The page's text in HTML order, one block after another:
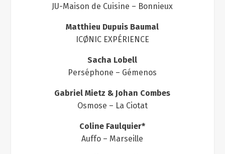
JU-Maison de Cuisine – Bonnieux
Matthieu Dupuis Baumal
ICØNIC EXPÉRIENCE
Sacha Lobell
Perséphone – Gémenos
Gabriel Mietz & Johan Combes
Osmose – La Ciotat
Coline Faulquier*
Auffo – Marseille